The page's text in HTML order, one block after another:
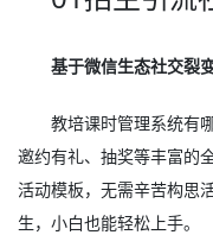
基于微信生态社交裂
教培课时管理系统有
邀约有礼、抽奖等丰富的
活动模板，无需辛苦构思
生，小白也能轻松上手。